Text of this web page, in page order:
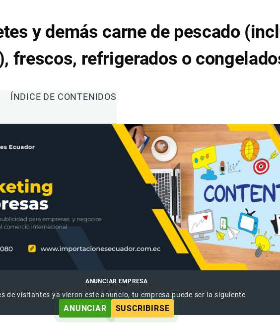
y demás carne de pescado
frescos, refrigerados o
ÍNDICE DE CONTENIDOS
ANUNCIAR EMPRESA
de visitantes ya vieron este anuncio, tu empresa puede ser la siguiente
ANUNCIAR SUSCRIBIRSE